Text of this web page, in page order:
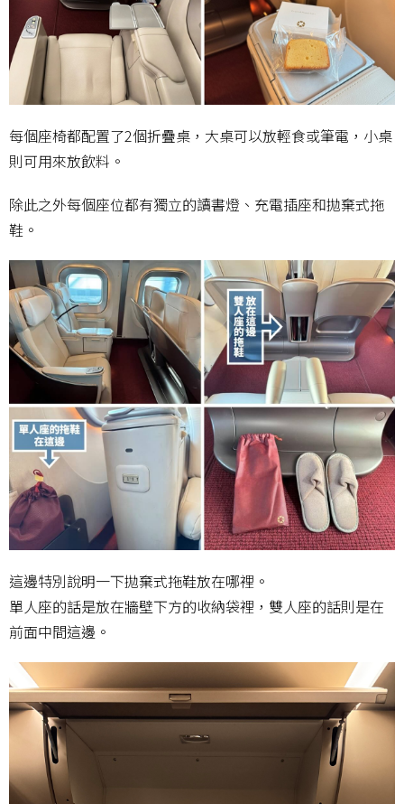
每個座椅都配置了2個折疊桌，大桌可以放輕食或筆電，小桌
則可用來放飲料。
除此之外每個座位都有獨立的讀書燈、充電插座和拋棄式拖
鞋。
這邊特別說明一下拋棄式拖鞋放在哪裡。
單人座的話是放在牆壁下方的收納袋裡，雙人座的話則是在
前面中間這邊。